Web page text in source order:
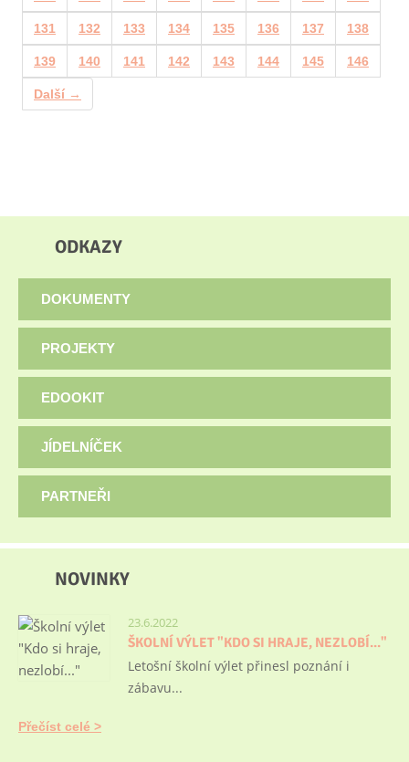
131 132 133 134 135 136 137 138
139 140 141 142 143 144 145 146
Další →
ODKAZY
DOKUMENTY
PROJEKTY
EDOOKIT
JÍDELNÍČEK
PARTNEŘI
NOVINKY
23.6.2022
ŠKOLNÍ VÝLET "KDO SI HRAJE, NEZLOBÍ..."
Letošní školní výlet přinesl poznání i
zábavu...
Přečíst celé